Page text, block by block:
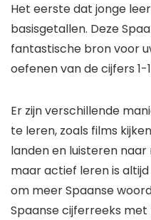
Het eerste dat jonge
basisgetallen. Deze
fantastische bron voor
oefenen van de cijfers 1-
Er zijn verschillende
te leren, zoals films
landen en luisteren naar
maar actief leren is
om meer Spaanse
Spaanse cijferreeks